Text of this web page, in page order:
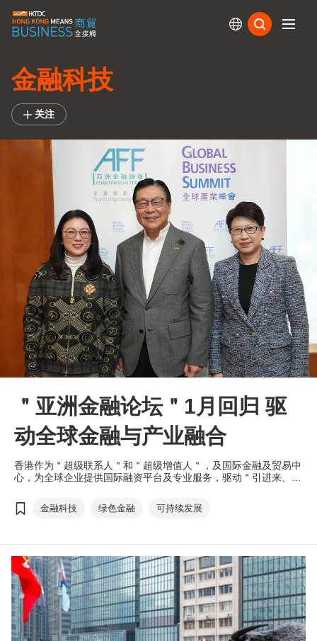
金融科技
关注
＂亚洲金融论坛＂1月回归 驱
动全球金融与产业融合
香港作为＂超级联系人＂和＂超级增值人＂，及国际金融及贸易中
心，为全球企业提供国际融资平台及专业服务，驱动＂引进来、走
创新发展。即将于1月下旬举行的＂亚洲金融论坛＂，云集全球政
商界、金融界翘楚，探讨在新国际格局下的投资机遇。今年论坛增
金融科技 绿色金融 可持续发展